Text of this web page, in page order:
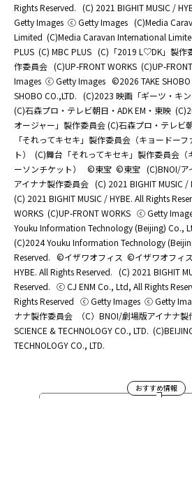
Rights Reserved. (C) 2021 BIGHIT MUSIC /
Getty Images ⓒ Getty Images (C)Media
Limited (C)Media Caravan International
PLUS (C) MBC PLUS (C)「2019 L♡DK」製作
作委員会 (C)UP-FRONT WORKS (C)UP-
Images ⓒ Getty Images ©2026 TAKE SHOBO
SHOBO CO.,LTD. (C)2023 映画「ギーツ・キ
(C)石森プロ・テレビ朝日・ADK EM・東映
オージャー」製作委員会 (C)石森プロ・テレビ
「それってキセキ」製作委員会（キョードー
ト）
(C)舞台「それってキセキ」製作委員会（
ーソンチケット）
©東宝 ©東宝 (C)BNOI/ア
アイナナ製作委員会 (C) 2021 BIGHIT MUSIC /
(C) 2021 BIGHIT MUSIC / HYBE. All Rights
WORKS (C)UP-FRONT WORKS ⓒ Getty
Youku Information Technology (Beijing) Co.,
(C)2024 Youku Information Technology
Reserved. ©イザワオフィス ©イザワオフィス
HYBE. All Rights Reserved. (C) 2021 BIGHIT
Reserved. ⓒ CJ ENM Co., Ltd, All Rights
Rights Reserved ⓒ Getty Images ⓒ Getty
ナナ製作委員会
（C）BNOI/劇場版アイナナ
SCIENCE & TECHNOLOGY CO., LTD.
TECHNOLOGY CO., LTD.
おすすめ情報